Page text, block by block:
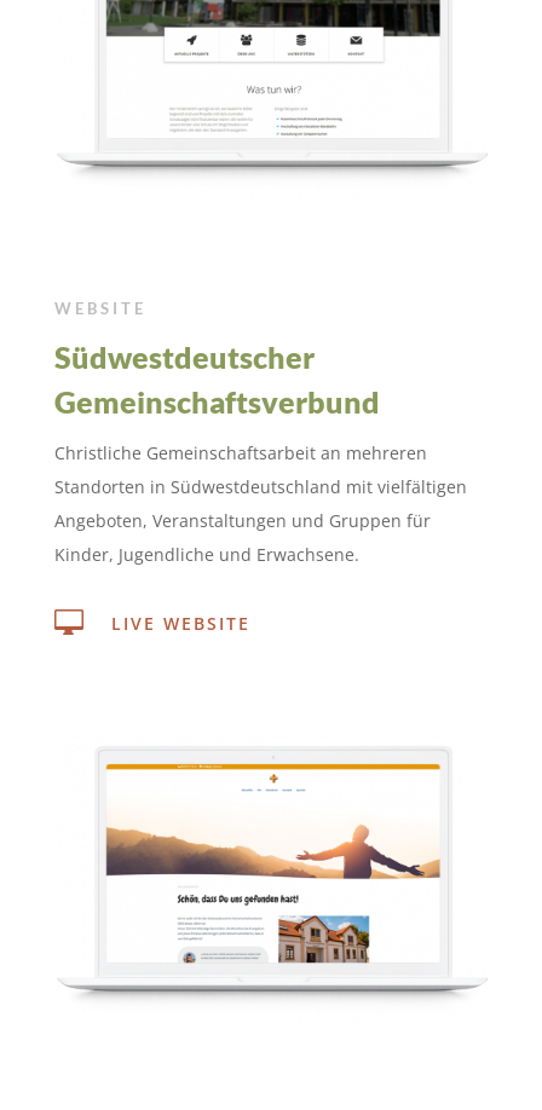
WEBSITE
Südwestdeutscher
Gemeinschaftsverbund
Christliche Gemeinschaftsarbeit an mehreren
Standorten in Südwestdeutschland mit vielfältigen
Angeboten, Veranstaltungen und Gruppen für
Kinder, Jugendliche und Erwachsene.
 LIVE WEBSITE